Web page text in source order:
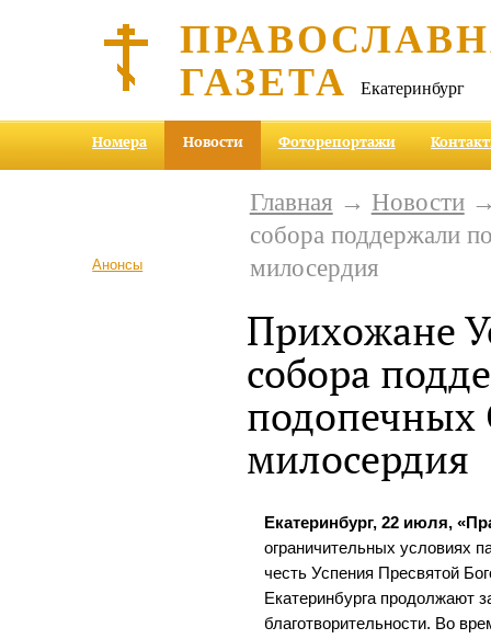
ГАЗЕТА Екатеринбург
Номера Новости Фоторепортажи
Анонсы
Главная → Новости→
собора поддержали
милосердия
Прихожане
собора
милосердия
Екатеринбург, 22 июля,
ограничительных условиях
честь Успения Пресвятой
Екатеринбурга продолжают
благотворительности. Во